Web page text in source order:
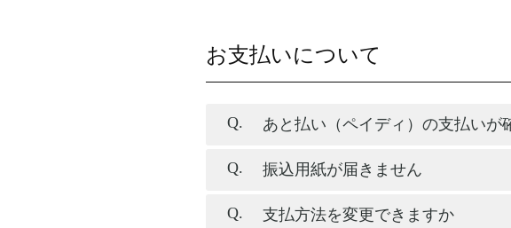
お支払いについて
あと払い（ペイディ）の支払いが
振込用紙が届きません
支払方法を変更できますか